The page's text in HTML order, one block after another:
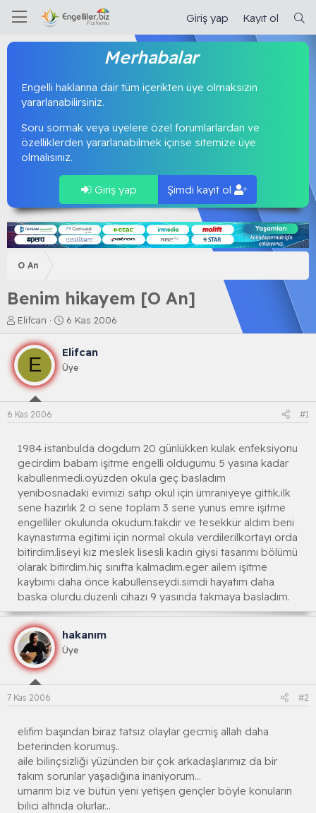
Giriş yap Kayıt ol
Merhabalar
Engelli haklarına dair tüm içerikten üye olmaksızın
yararlanabilirsiniz.
Soru sormak veya üyelere özel forumlarlardan ve
özelliklerden yararlanabilmek içinse sitemize üye
olmalısınız.
Giriş yap Şimdi kayıt ol
O An
Benim hikayem [O An]
K
o
n
b
u
y
a
l
a
t
a
n
Elifcan
B
a
l
a
ç
a
r
h
i
6 Kas 2006
E
Elifcan
Üye
6 Kas 2006 #1
1984 istanbulda dogdum 20 günlükken kulak enfeksiyonu
gecirdim babam işitme engelli oldugumu 5 yasına kadar
kabullenmedi.oyüzden okula geç basladım
yenibosnadaki evimizi satıp okul için ümraniyeye gittik.ilk
sene hazırlık 2 ci sene toplam 3 sene yunus emre işitme
engelliler okulunda okudum.takdir ve tesekkür aldım beni
kaynastırma egitimi için normal okula verdiler.ilkortayı orda
bitirdim.liseyi kız meslek lisesli kadın giysi tasarımı bölümü
olarak bitirdim.hiç sınıfta kalmadım.eger ailem işitme
kaybımı daha önce kabullenseydi.simdi hayatım daha
baska olurdu.düzenli cihazı 9 yasında takmaya basladım.
hakanım
Üye
7 Kas 2006 #2
elifim başından biraz tatsız olaylar gecmiş allah daha
beterinden korumuş..
aile bilinçsizliği yüzünden bir çok arkadaşlarımız da bir
takım sorunlar yaşadığına inaniyorum...
umarım biz ve bütün yeni yetişen gençler böyle konuların
bilici altında olurlar...